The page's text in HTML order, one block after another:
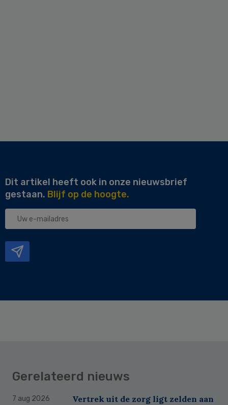
Dit artikel heeft ook in onze nieuwsbrief
gestaan. Blijf op de hoogte.
Uw
Gerelateerd nieuws
7 aug 2026
Vertrek uit de zorg ligt zelden aan